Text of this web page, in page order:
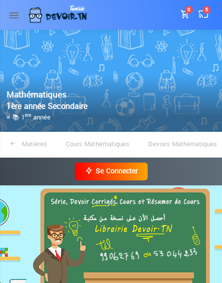
0 5
Mathématiques
1ère année Secondaire
≡ 📚 1èreannée
Matières Cours Mathématiques Devoirs Mathématiques
Se Connecter